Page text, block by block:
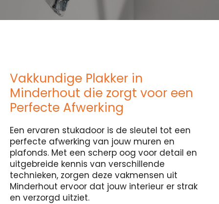
Vakkundige Plakker in
Minderhout die zorgt voor een
Perfecte Afwerking
Een ervaren stukadoor is de sleutel tot een
perfecte afwerking van jouw muren en
plafonds. Met een scherp oog voor detail en
uitgebreide kennis van verschillende
technieken, zorgen deze vakmensen uit
Minderhout ervoor dat jouw interieur er strak
en verzorgd uitziet.